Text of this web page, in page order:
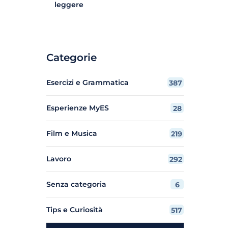
leggere
Categorie
Esercizi e Grammatica 387
Esperienze MyES 28
Film e Musica 219
Lavoro 292
Senza categoria 6
Tips e Curiosità 517